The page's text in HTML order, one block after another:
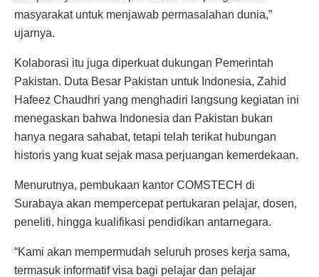
masyarakat untuk menjawab permasalahan dunia,”
ujarnya.
Kolaborasi itu juga diperkuat dukungan Pemerintah
Pakistan. Duta Besar Pakistan untuk Indonesia, Zahid
Hafeez Chaudhri yang menghadiri langsung kegiatan ini
menegaskan bahwa Indonesia dan Pakistan bukan
hanya negara sahabat, tetapi telah terikat hubungan
historis yang kuat sejak masa perjuangan kemerdekaan.
Menurutnya, pembukaan kantor COMSTECH di
Surabaya akan mempercepat pertukaran pelajar, dosen,
peneliti, hingga kualifikasi pendidikan antarnegara.
“Kami akan mempermudah seluruh proses kerja sama,
termasuk informatif visa bagi pelajar dan pelajar